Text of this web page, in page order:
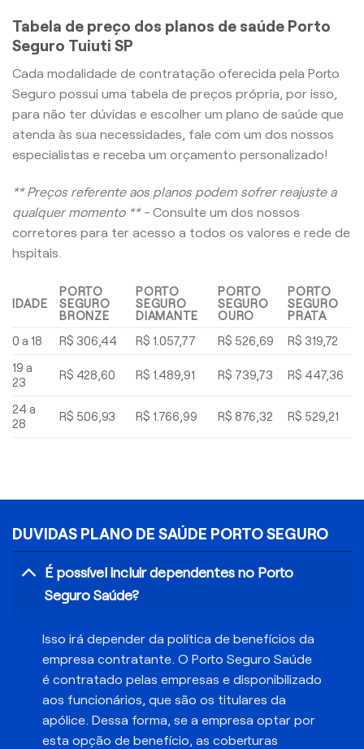
Tabela de preço dos planos de saúde Porto
Seguro Tuiuti SP
Cada modalidade de contratação oferecida pela Porto
Seguro possui uma tabela de preços própria, por isso,
para não ter dúvidas e escolher um plano de saúde que
atenda às sua necessidades, fale com um dos nossos
especialistas e receba um orçamento personalizado!
** Preços referente aos planos podem sofrer reajuste a
qualquer momento ** - Consulte um dos nossos
corretores para ter acesso a todos os valores e rede de
hspitais.
IDADE
PORTO
SEGURO
BRONZE
PORTO
SEGURO
DIAMANTE
PORTO
SEGURO
OURO
PORTO
SEGURO
PRATA
0 a 18
R$ 306,44 R$ 1.057,77 R$ 526,69
R$ 319,72
19 a
23
R$ 428,60 R$ 1.489,91 R$ 739,73 R$ 447,36
24 a
28
R$ 506,93 R$ 1.766,99 R$ 876,32 R$ 529,21
DUVIDAS PLANO DE SAÚDE PORTO SEGURO
É possível incluir dependentes no Porto
Seguro Saúde?
Isso irá depender da política de benefícios da
empresa contratante. O Porto Seguro Saúde
é contratado pelas empresas e disponibilizado
aos funcionários, que são os titulares da
apólice. Dessa forma, se a empresa optar por
esta opção de benefício, as coberturas